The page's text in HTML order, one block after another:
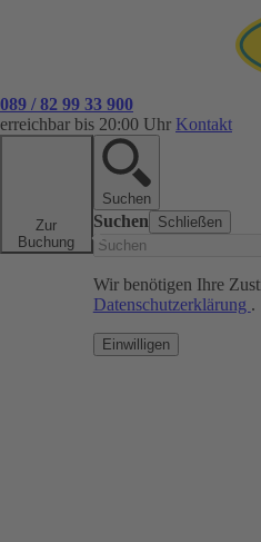
089 / 82 99 33 900
erreichbar bis 20:00 Uhr Kontakt
Zur
Buchung
Suchen
Suchen Schließen
Wir benötigen Ihre
Datenschutzerklärung .
Einwilligen